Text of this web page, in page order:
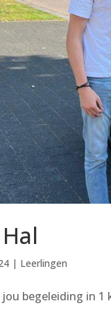
| Leerlingen
begeleiding in 1